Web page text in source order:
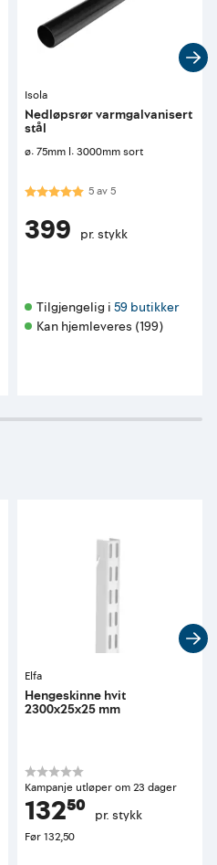
Isola
Nedløpsrør varmgalvanisert
stål
ø: 75mm l: 3000mm sort
Karakter:5.0 av 5 mulige
5av5
399 pr. stykk
Tilgjengelig i 59 butikker
Kan hjemleveres (199)
Elfa
Hengeskinne hvit
2300x25x25 mm
Kampanje utløper om 23 dager
132⁵⁰ pr. stykk
Før132,50